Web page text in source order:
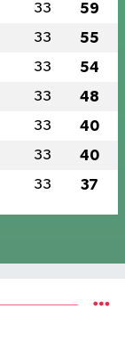
33 59
33 55
33 54
33 48
33 40
33 40
33 37